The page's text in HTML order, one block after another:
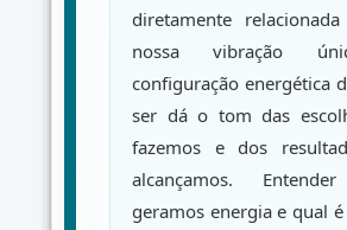
diretamente
nossa vibração
configuração energética
ser dá o tom das
fazemos e dos
alcançamos.
geramos energia e qual é